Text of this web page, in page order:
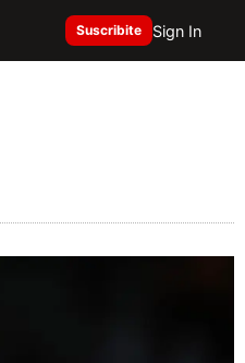
Suscribite Sign In